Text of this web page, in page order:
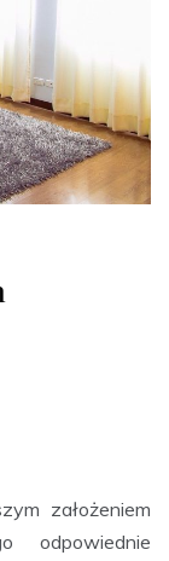
założeniem
odpowiednie